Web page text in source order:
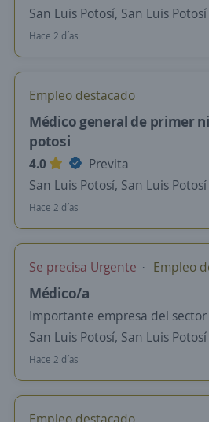
San Luis Potosí, San Luis Potosí
Hace 2 días
Empleo destacado
Médico general de primer
potosi
4.0
Previta
San Luis Potosí, San Luis Potosí
Hace 2 días
Se precisa Urgente Empleo
Médico/a
Importante empresa del sector
San Luis Potosí, San Luis Potosí
Hace 2 días